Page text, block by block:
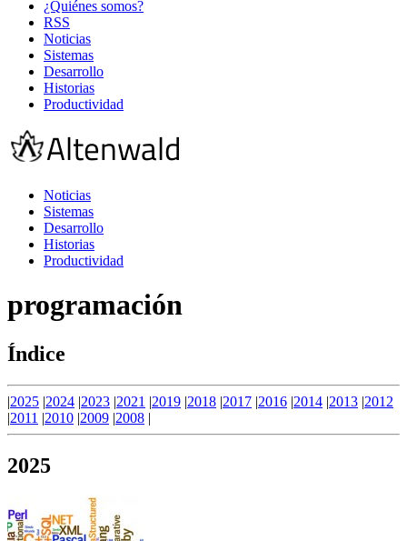
¿Quiénes somos?
RSS
Noticias
Sistemas
Desarrollo
Historias
Productividad
Noticias
Sistemas
Desarrollo
Historias
Productividad
programación
Índice
|2025 |2024 |2023 |2021 |2019 |2018 |2017 |2016 |2014 |2013 |2012
|2011 |2010 |2009 |2008 |
2025